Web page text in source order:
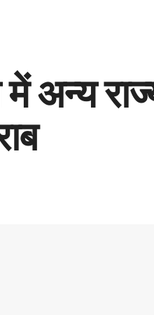
अन्य